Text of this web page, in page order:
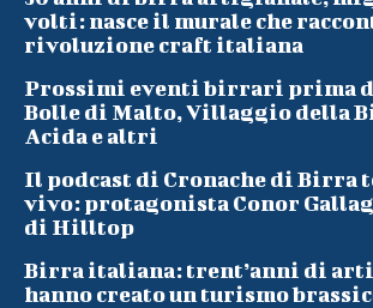
volti: nasce il murale che
rivoluzione craft italiana
Prossimi eventi birrari prima
Bolle di Malto, Villaggio della
Acida e altri
Il podcast di Cronache di Birra
vivo: protagonista Conor
di Hilltop
Birra italiana: trent’anni di
hanno creato un turismo